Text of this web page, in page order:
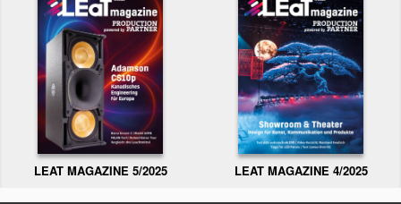
LEAT MAGAZINE 5/2025 LEAT MAGAZINE 4/2025